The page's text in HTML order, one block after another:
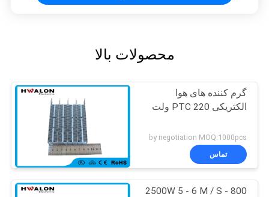
محصولات بالا
گرم کننده های هوا
الکتریکی PTC 220 ولت
by negotiation MOQ:1000pcs
تماس
800 - 2500W 5 - 6 M / S